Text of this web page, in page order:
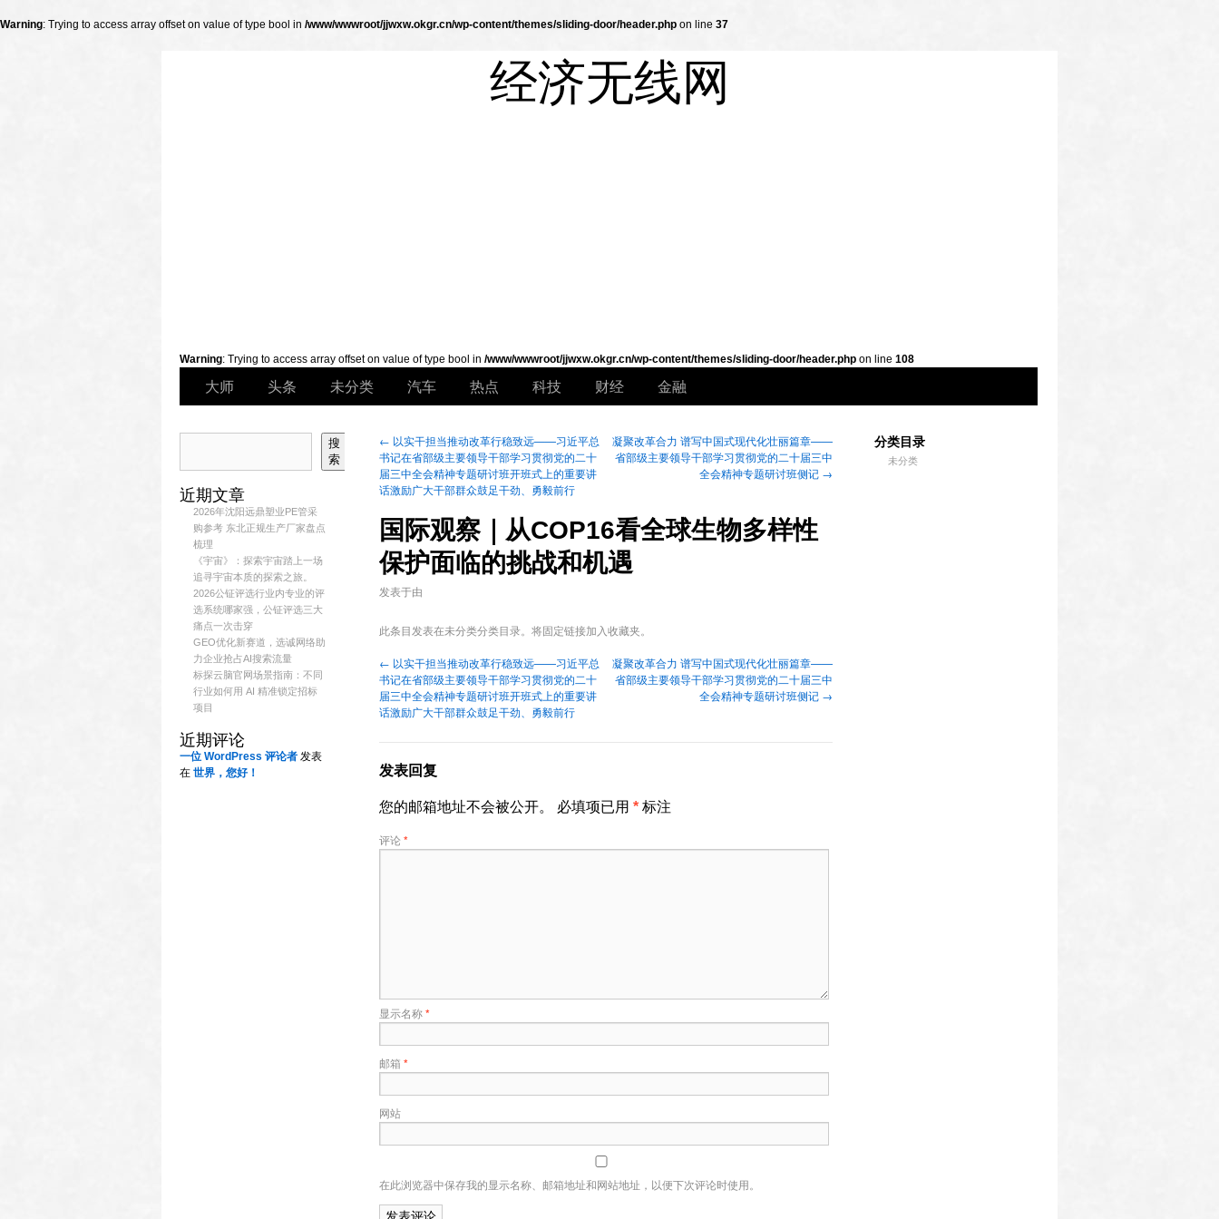
Warning: Trying to access array offset on value of type bool in /www/wwwroot/jjwxw.okgr.cn/wp-content/themes/sliding-door/header.php on line 37
经济无线网
Warning: Trying to access array offset on value of type bool in /www/wwwroot/jjwxw.okgr.cn/wp-content/themes/sliding-door/header.php on line 108
大师 头条 未分类 汽车 热点 科技 财经 金融
搜
索
近期文章
2026年沈阳远鼎塑业PE管采
购参考 东北正规生产厂家盘点
梳理
《宇宙》：探索宇宙踏上一场
追寻宇宙本质的探索之旅。
2026公钲评选行业内专业的评
选系统哪家强，公钲评选三大
痛点一次击穿
GEO优化新赛道，选诚网络助
力企业抢占AI搜索流量
标探云脑官网场景指南：不同
行业如何用 AI 精准锁定招标
项目
近期评论
一位 WordPress 评论者 发表
在 世界，您好！
分类目录
未分类
← 以实干担当推动改革行稳致远——习近平总
书记在省部级主要领导干部学习贯彻党的二十
届三中全会精神专题研讨班开班式上的重要讲
话激励广大干部群众鼓足干劲、勇毅前行
凝聚改革合力 谱写中国式现代化壮丽篇章——
省部级主要领导干部学习贯彻党的二十届三中
全会精神专题研讨班侧记 →
国际观察｜从COP16看全球生物多样性
保护面临的挑战和机遇
发表于由
此条目发表在未分类分类目录。将固定链接加入收藏夹。
← 以实干担当推动改革行稳致远——习近平总
书记在省部级主要领导干部学习贯彻党的二十
届三中全会精神专题研讨班开班式上的重要讲
话激励广大干部群众鼓足干劲、勇毅前行
凝聚改革合力 谱写中国式现代化壮丽篇章——
省部级主要领导干部学习贯彻党的二十届三中
全会精神专题研讨班侧记 →
发表回复
您的邮箱地址不会被公开。 必填项已用 * 标注
评论*
显示名称*
邮箱 *
网站
在此浏览器中保存我的显示名称、邮箱地址和网站地址，以便下次评论时使用。